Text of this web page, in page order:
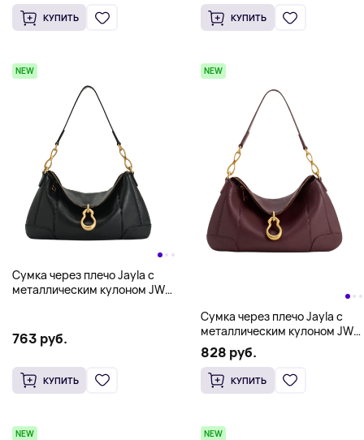
КУПИТЬ КУПИТЬ
NEW
Сумка через плечо Jayla с
металлическим кулоном JW
763 руб.
КУПИТЬ
NEW
Сумка через плечо Jayla с
металлическим кулоном JW
PEI, бургунди
828 руб.
КУПИТЬ
NEW NEW